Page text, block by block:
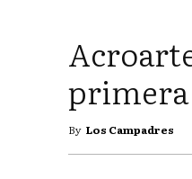
primera
By Los Campadres